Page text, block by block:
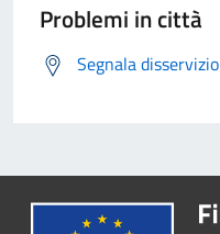
Problemi in città
Segnala disservizio